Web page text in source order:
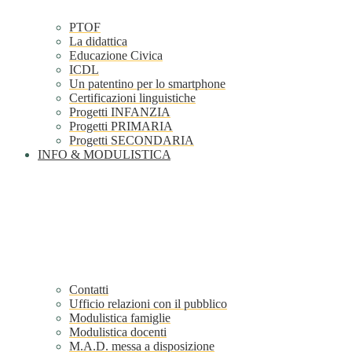
PTOF
La didattica
Educazione Civica
ICDL
Un patentino per lo smartphone
Certificazioni linguistiche
Progetti INFANZIA
Progetti PRIMARIA
Progetti SECONDARIA
INFO & MODULISTICA
Contatti
Ufficio relazioni con il pubblico
Modulistica famiglie
Modulistica docenti
M.A.D. messa a disposizione